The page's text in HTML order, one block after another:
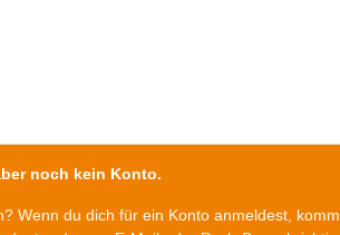
noch kein Konto.
Wenn du dich für ein Konto anmeldest,